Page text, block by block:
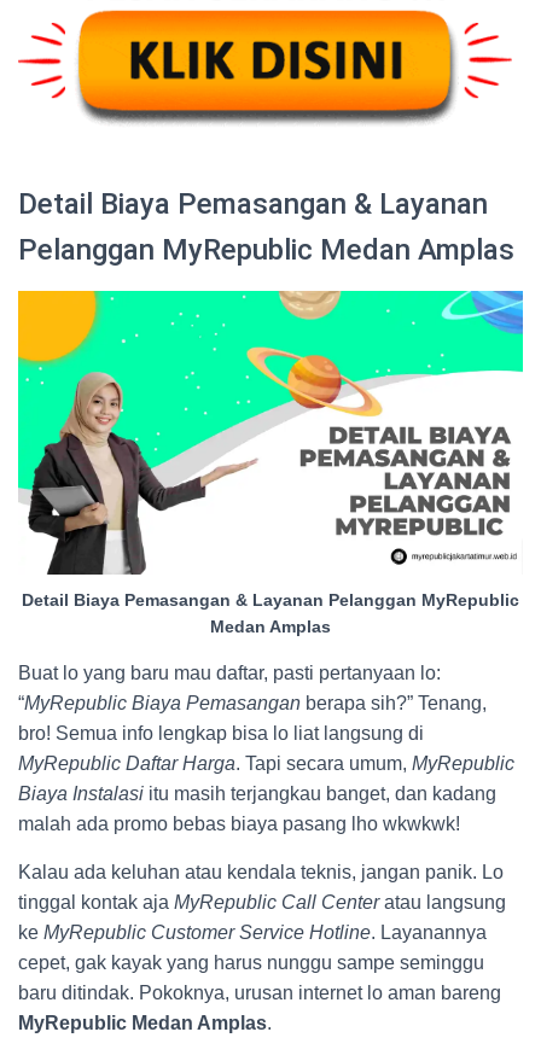
Detail Biaya Pemasangan & Layanan
Pelanggan MyRepublic Medan Amplas
Detail Biaya Pemasangan & Layanan Pelanggan MyRepublic
Medan Amplas
Buat lo yang baru mau daftar, pasti pertanyaan lo:
“MyRepublic Biaya Pemasangan berapa sih?” Tenang,
bro! Semua info lengkap bisa lo liat langsung di
MyRepublic Daftar Harga. Tapi secara umum, MyRepublic
Biaya Instalasi itu masih terjangkau banget, dan kadang
malah ada promo bebas biaya pasang lho wkwkwk!
Kalau ada keluhan atau kendala teknis, jangan panik. Lo
tinggal kontak aja MyRepublic Call Centeratau langsung
ke MyRepublic Customer Service Hotline. Layanannya
cepet, gak kayak yang harus nunggu sampe seminggu
baru ditindak. Pokoknya, urusan internet lo aman bareng
MyRepublic Medan Amplas.